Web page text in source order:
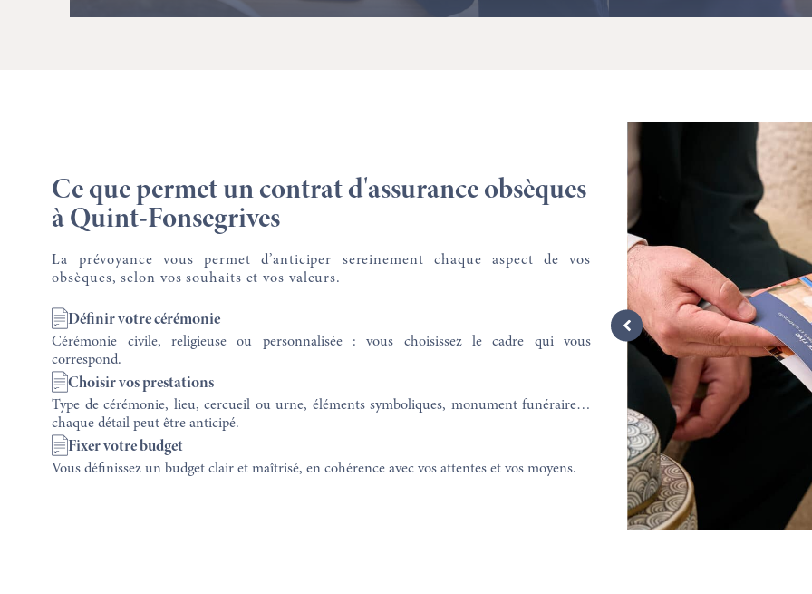
Ce que permet un contrat d'assurance obsèques
à Quint-Fonsegrives
La prévoyance vous permet d’anticiper sereinement chaque aspect de vos
obsèques, selon vos souhaits et vos valeurs.
Définir votre cérémonie
Cérémonie civile, religieuse ou personnalisée : vous choisissez le cadre qui vous
correspond.
Choisir vos prestations
Type de cérémonie, lieu, cercueil ou urne, éléments symboliques, monument funéraire…
chaque détail peut être anticipé.
Fixer votre budget
Vous définissez un budget clair et maîtrisé, en cohérence avec vos attentes et vos moyens.